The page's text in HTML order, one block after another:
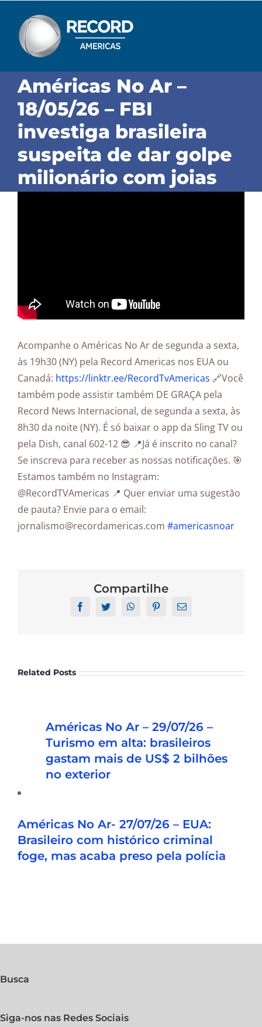
content
Américas No Ar –
18/05/26 – FBI
investiga brasileira
suspeita de dar golpe
milionário com joias
Acompanhe o Américas No Ar de segunda a sexta,
às 19h30 (NY) pela Record Americas nos EUA ou
Canadá: https://linktr.ee/RecordTvAmericas 🔗Você
também pode assistir também DE GRAÇA pela
Record News Internacional, de segunda a sexta, às
8h30 da noite (NY). É só baixar o app da Sling TV ou
pela Dish, canal 602-12 😎 📍Já é inscrito no canal?
Se inscreva para receber as nossas notificações. 🎯
Estamos também no Instagram:
@RecordTVAmericas 📍 Quer enviar uma sugestão
de pauta? Envie para o email:
jornalismo@recordamericas.com #americasnoar
Compartilhe
FacebookTwitter WhatsAppPinterestEmail
Related Posts
Américas No Ar – 03/08/26 – OPT:
Trump estuda taxa de US$ 100 mil
para alunos estrangeiros
Américas No Ar – 29/07/26 –
Turismo em alta: brasileiros
gastam mais de US$ 2 bilhões
no exterior
Américas No Ar- 27/07/26 – EUA:
Brasileiro com histórico criminal
foge, mas acaba preso pela polícia
Busca
Siga-nos nas Redes Sociais